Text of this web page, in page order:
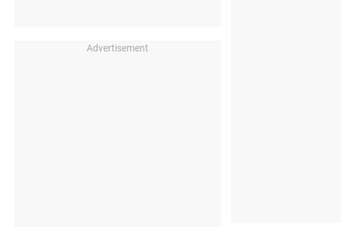
Advertisement